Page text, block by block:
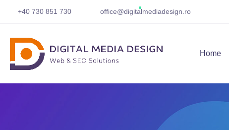
+40 730 851 730 office@digitalmediadesign.ro
Home